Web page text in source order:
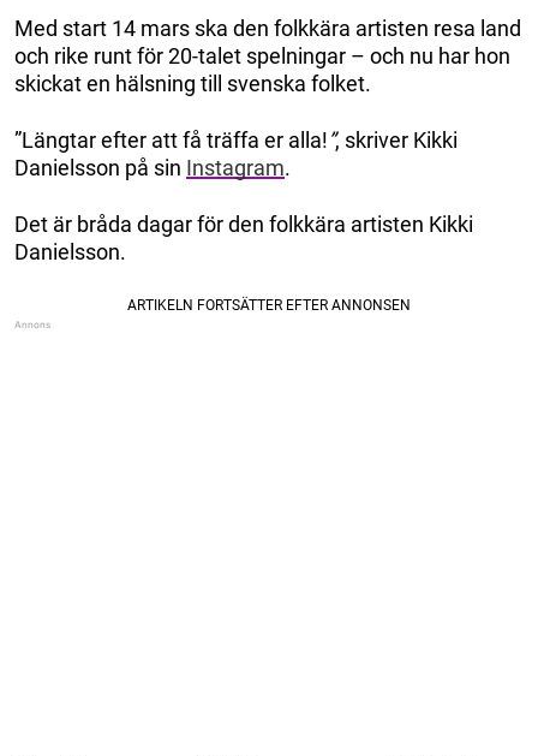
Med start 14 mars ska den folkkära artisten resa land
och rike runt för 20-talet spelningar – och nu har hon
skickat en hälsning till svenska folket.
”Längtar efter att få träffa er alla!”, skriver Kikki
Danielsson på sin Instagram.
Det är bråda dagar för den folkkära artisten Kikki
Danielsson.